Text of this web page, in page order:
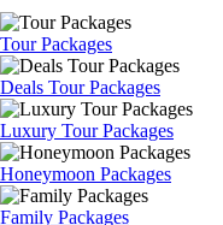
Tour Packages
Deals Tour Packages
Luxury Tour Packages
Honeymoon Packages
Family Packages